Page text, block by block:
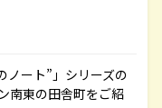
ノート”」シリーズの
南東の田舎町をご紹